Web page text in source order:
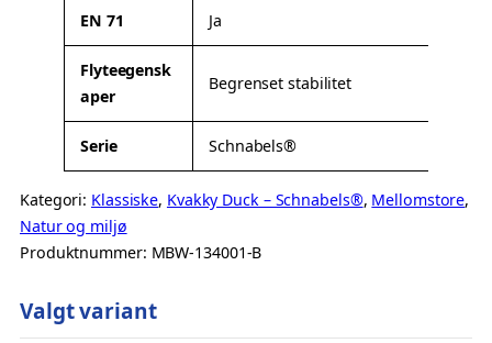
EN 71 Ja
Flyteegensk
aper
Begrenset stabilitet
Serie Schnabels®
Kategori: Klassiske, Kvakky Duck – Schnabels®, Mellomstore
Natur og miljø
Produktnummer: MBW-134001-B
Valgt variant